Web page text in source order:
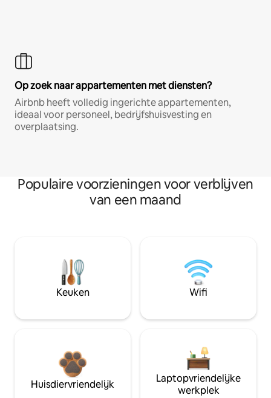
Op zoek naar appartementen met diensten?
Airbnb heeft volledig ingerichte appartementen,
ideaal voor personeel, bedrijfshuisvesting en
overplaatsing.
Populaire voorzieningen voor verblijven
van een maand
Keuken Wifi
Huisdiervriendelijk
Laptopvriendelijke
werkplek